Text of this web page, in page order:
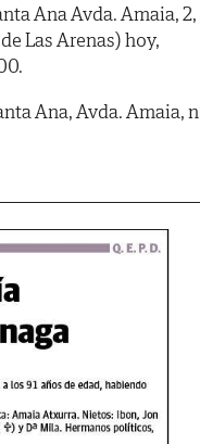
Ana Avda. Amaia, 2,
Las Arenas) hoy,
Ana, Avda. Amaia,